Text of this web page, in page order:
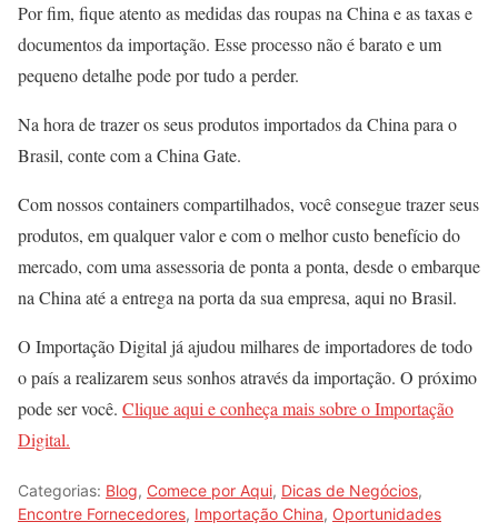
Por fim, fique atento as medidas das roupas na China e as taxas e
documentos da importação. Esse processo não é barato e um
pequeno detalhe pode por tudo a perder.
Na hora de trazer os seus produtos importados da China para o
Brasil, conte com a China Gate.
Com nossos containers compartilhados, você consegue trazer seus
produtos, em qualquer valor e com o melhor custo benefício do
mercado, com uma assessoria de ponta a ponta, desde o embarque
na China até a entrega na porta da sua empresa, aqui no Brasil.
O Importação Digital já ajudou milhares de importadores de todo
o país a realizarem seus sonhos através da importação. O próximo
pode ser você. Clique aqui e conheça mais sobre o Importação
Digital.
Categorias: Blog, Comece por Aqui, Dicas de Negócios,
Encontre Fornecedores, Importação China, Oportunidades